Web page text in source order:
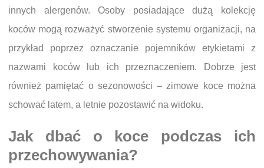
innych alergenów. Osoby posiadające dużą kolekcję
koców mogą rozważyć stworzenie systemu organizacji, na
przykład poprzez oznaczanie pojemników etykietami z
nazwami koców lub ich przeznaczeniem. Dobrze jest
również pamiętać o sezonowości – zimowe koce można
schować latem, a letnie pozostawić na widoku.
Jak dbać o koce podczas ich
przechowywania?